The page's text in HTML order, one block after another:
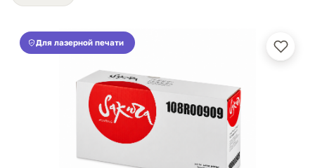
Для лазерной печати